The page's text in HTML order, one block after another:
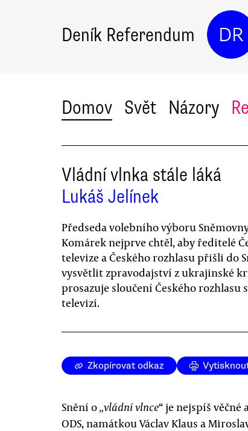
Deník Referendum DR
Domov Svět Názory
Vládní vlnka stále láká
Lukáš Jelínek
Předseda volebního výboru
Komárek nejprve chtěl, aby ředitelé
televize a Českého rozhlasu přišli do
vysvětlit zpravodajství z ukrajinské
prosazuje sloučení Českého rozhlasu
televizí.
Zkopírovat odkaz
Snění o„vládní vlnce“ je nejspíš
ODS, namátkou Václav Klaus a